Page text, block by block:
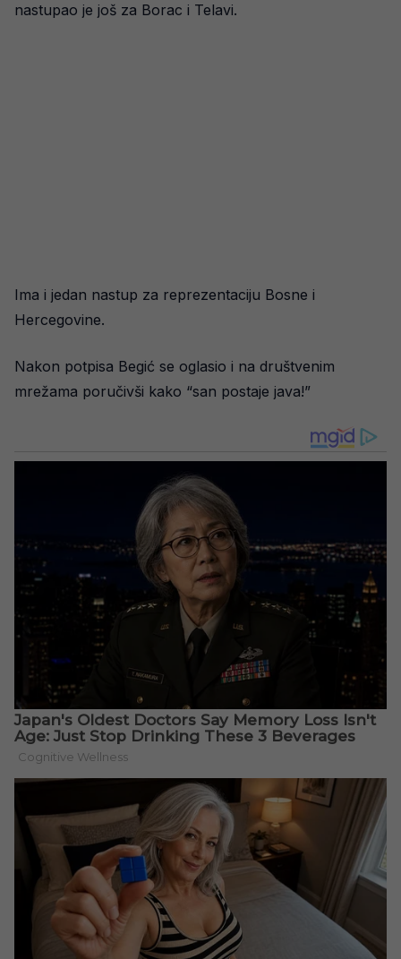
nastupao je još za Borac i Telavi.
Ima i jedan nastup za reprezentaciju Bosne i
Hercegovine.
Nakon potpisa Begić se oglasio i na društvenim
mrežama poručivši kako “san postaje java!”